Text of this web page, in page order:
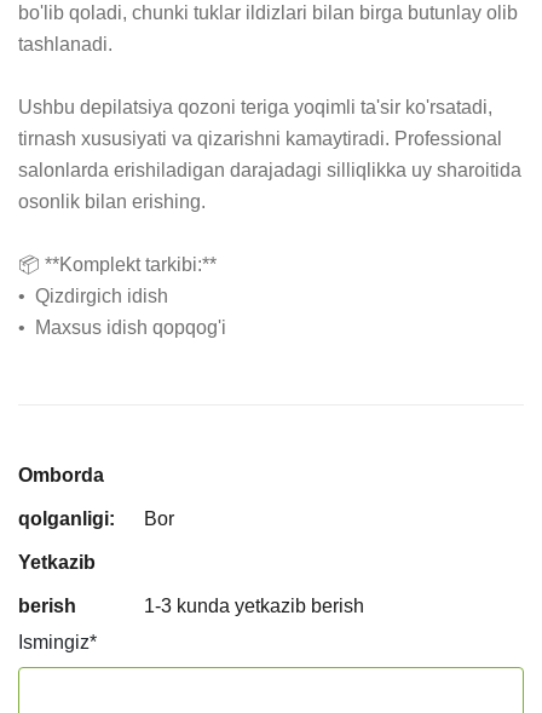
bo'lib qoladi, chunki tuklar ildizlari bilan birga butunlay olib
tashlanadi.
Ushbu depilatsiya qozoni teriga yoqimli ta'sir ko'rsatadi,
tirnash xususiyati va qizarishni kamaytiradi. Professional
salonlarda erishiladigan darajadagi silliqlikka uy sharoitida
osonlik bilan erishing.
📦 **Komplekt tarkibi:**
•  Qizdirgich idish
•  Maxsus idish qopqog'i
Omborda
qolganligi: Bor
Yetkazib
berish
1-3 kunda yetkazib berish
Ismingiz*